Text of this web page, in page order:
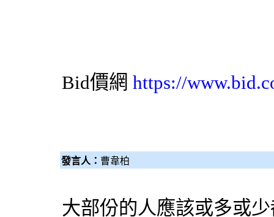
Bid價網 https://
發言人： 曹韋柏
大部份的人應該或多或